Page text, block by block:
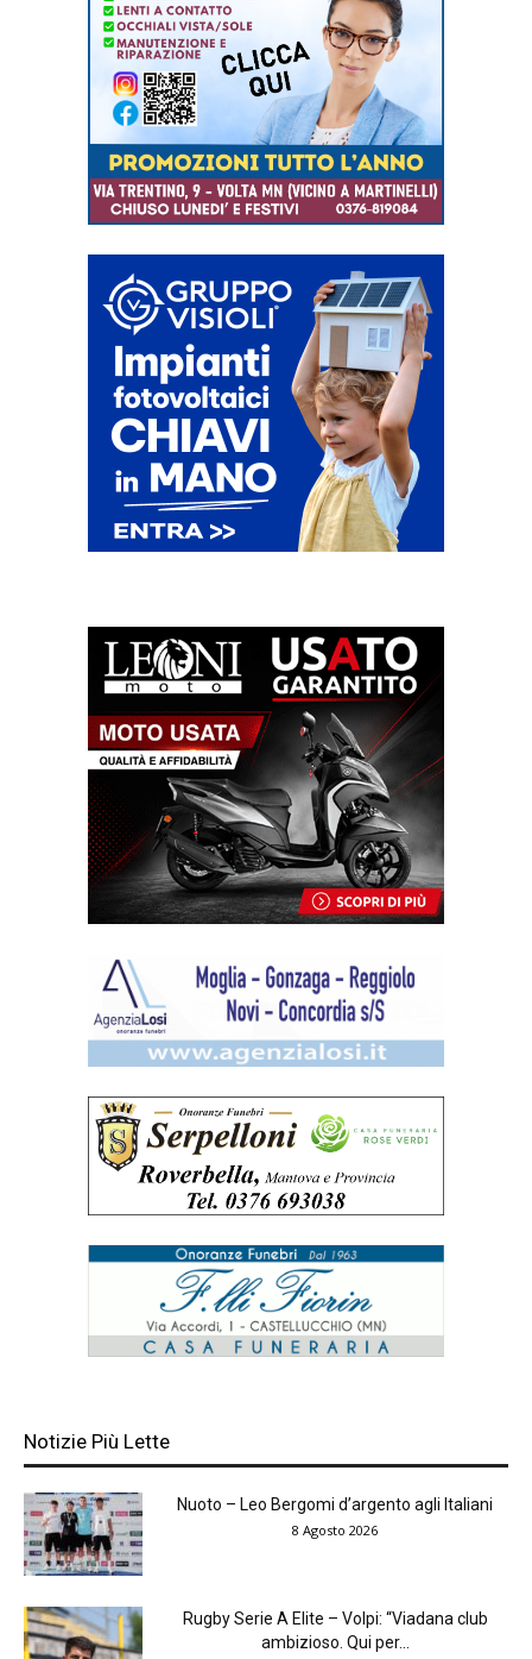
Notizie Più Lette
Nuoto – Leo Bergomi d’argento agli Italiani
8 Agosto 2026
Rugby Serie A Elite – Volpi: “Viadana club
ambizioso. Qui per...